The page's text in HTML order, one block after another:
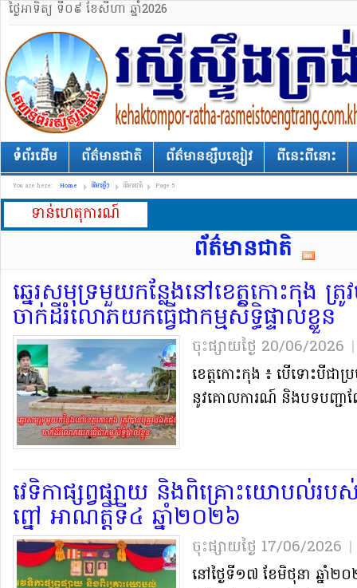
ថ្ងៃអាទិត្យ ទី០៩ ខែសីហា ឆ្នាំ2026
ទំព័រដើម ព័ត៌មានជាតិ ព័ត៌មានខ្សឹបខ្សៀវ ពីនេះពីនោះ
You are here: Home ព័ត៌មានថ្មីៗ ព័ត៌មានជាតិ Page 5
ទាន់ហេតុការណ៍
ព័ត៌មានជាតិ
ឆ្នេរ​សមុទ្រ​មួយ​កន្លែង​នៅ​ខេត្ត​កោះកុង ត្
ចាក់ដី​រំលោភ​យក​ធ្វើជា​កម្មសិទ្ធិ​ផ្ទាល់ខ្លួន​
ចុះផ្សាយថ្ងៃ​ 20/06/2026 |
ខេត្ត​កោះកុង ៖ បើទោះបីជា​ប្
នូវ​គោលការណ៍ និង​បទបញ្ជា​
វេទិកា​ផ្សព្វផ្សាយ និង​ពិគ្រោះ​យោបល់​រប
ព្នៅ អាណត្តិ​ទី​៤ ឆ្នាំ​២០២៦
ចុះផ្សាយថ្ងៃ​ 17/06/2026 |
នៅ​ថ្ងៃ​ទី​១៧ ខែមិថុនា ឆ្នាំ​២